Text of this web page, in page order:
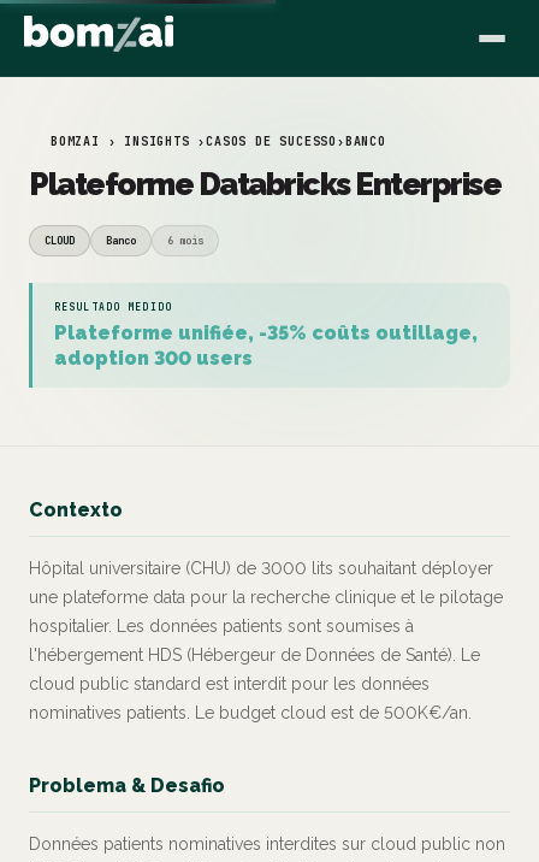
BOMZAI › INSIGHTS ›CASOS DE SUCESSO ›BANCO
Plateforme Databricks Enterprise
CLOUD Banco 6 mois
RESULTADO MEDIDO
Plateforme unifiée, -35% coûts outillage,
adoption 300 users
Contexto
Hôpital universitaire (CHU) de 3000 lits souhaitant déployer
une plateforme data pour la recherche clinique et le pilotage
hospitalier. Les données patients sont soumises à
l'hébergement HDS (Hébergeur de Données de Santé). Le
cloud public standard est interdit pour les données
nominatives patients. Le budget cloud est de 500K€/an.
Problema & Desafio
Données patients nominatives interdites sur cloud public non